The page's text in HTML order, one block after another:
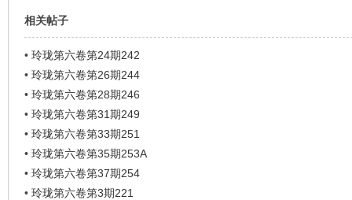
相关帖子
• 玲珑第六卷第24期242
• 玲珑第六卷第26期244
• 玲珑第六卷第28期246
• 玲珑第六卷第31期249
• 玲珑第六卷第33期251
• 玲珑第六卷第35期253A
• 玲珑第六卷第37期254
• 玲珑第六卷第3期221